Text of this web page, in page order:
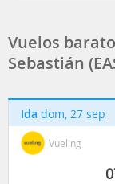
Vuelos
Sebastián
Ida dom, 27 sep
Vueling